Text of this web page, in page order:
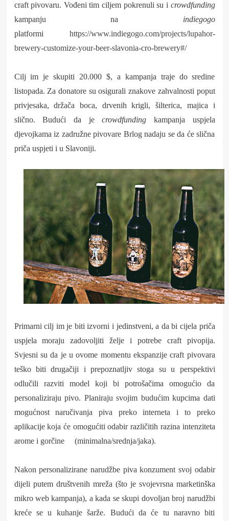
craft pivovaru. Vođeni tim ciljem pokrenuli su i crowdfunding
kampanju na indiegogo
platformi https://www.indiegogo.com/projects/lupahor-
brewery-customize-your-beer-slavonia-cro-brewery#/
Cilj im je skupiti 20.000 $, a kampanja traje do sredine
listopada. Za donatore su osigurali znakove zahvalnosti poput
privjesaka, držača boca, drvenih krigli, šilterica, majica i
slično. Budući da jecrowdfunding kampanja uspjela
djevojkama iz zadružne pivovare Brlog nadaju se da će slična
priča uspjeti i u Slavoniji.
Primarni cilj im je biti izvorni i jedinstveni, a da bi cijela priča
uspjela moraju zadovoljiti želje i potrebe craft pivopija.
Svjesni su da je u ovome momentu ekspanzije craft pivovara
teško biti drugačiji i prepoznatljiv stoga su u perspektivi
odlučili razviti model koji bi potrošačima omogućio da
personaliziraju pivo. Planiraju svojim budućim kupcima dati
mogućnost naručivanja piva preko interneta i to preko
aplikacije koja će omogućiti odabir različitih razina intenziteta
arome i gorčine (minimalna/srednja/jaka).
Nakon personalizirane narudžbe piva konzument svoj odabir
dijeli putem društvenih mreža (što je svojevrsna marketinška
mikro web kampanja), a kada se skupi dovoljan broj narudžbi
kreće se u kuhanje šarže. Budući da će tu naravno biti